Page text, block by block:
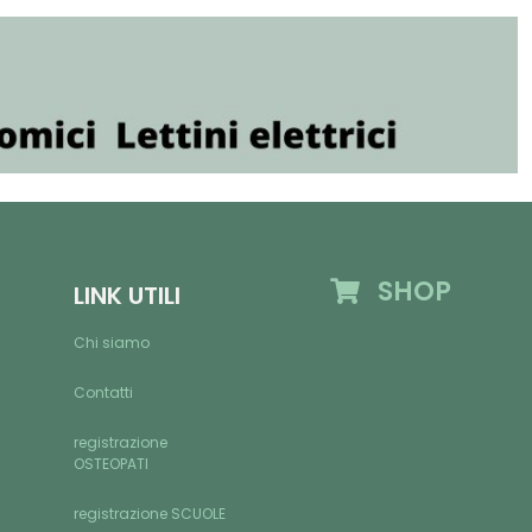
LINK UTILI
Chi siamo
Contatti
registrazione
OSTEOPATI
registrazione SCUOLE
SHOP